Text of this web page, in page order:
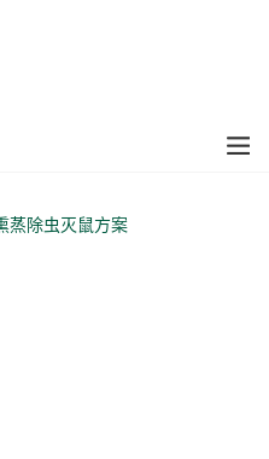
蒸除虫灭鼠方案